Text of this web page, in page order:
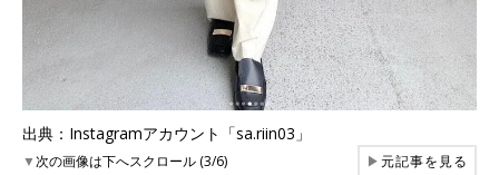
出典：Instagramアカウント「sa.riin03」
▼次の画像は下へスクロール (3/6) ▶元記事を見る